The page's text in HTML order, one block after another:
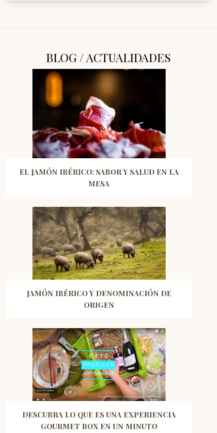
BLOG / ACTUALIDADES
EL JAMÓN IBÉRICO: SABOR Y SALUD EN LA
MESA
JAMÓN IBÉRICO Y DENOMINACIÓN DE
ORIGEN
DESCUBRA LO QUE ES UNA EXPERIENCIA
GOURMET BOX EN UN MINUTO